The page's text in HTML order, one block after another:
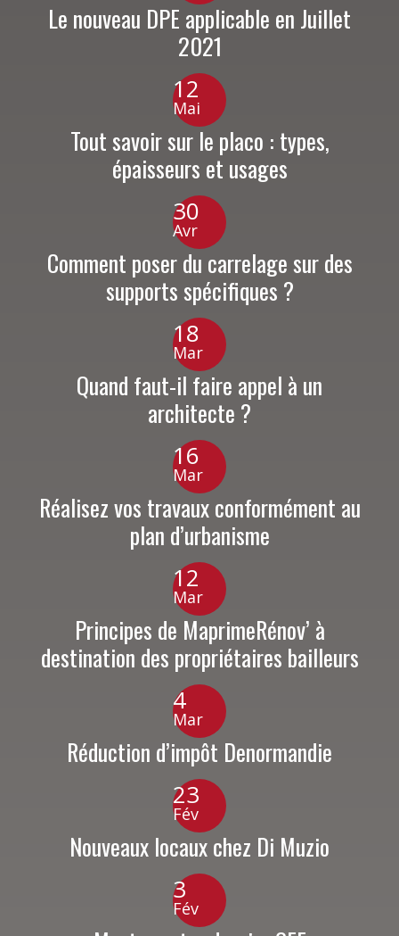
Le nouveau DPE applicable en Juillet
2021
12
Mai
Tout savoir sur le placo : types,
épaisseurs et usages
30
Avr
Comment poser du carrelage sur des
supports spécifiques ?
18
Mar
Quand faut-il faire appel à un
architecte ?
16
Mar
Réalisez vos travaux conformément au
plan d’urbanisme
12
Mar
Principes de MaprimeRénov’ à
destination des propriétaires bailleurs
4
Mar
Réduction d’impôt Denormandie
23
Fév
Nouveaux locaux chez Di Muzio
3
Fév